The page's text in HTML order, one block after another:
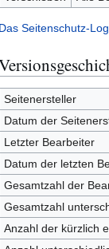
Das Seitenschutz-
Seitenersteller
Datum der
Letzter Bearbeiter
Datum der letzten
Gesamtzahl der
Gesamtzahl
Anzahl der kürzlich